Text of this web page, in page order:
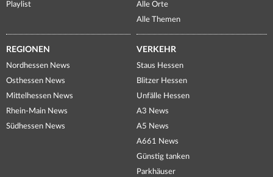
Playlist
Alle Orte
Alle Themen
REGIONEN
Nordhessen News
Osthessen News
Mittelhessen News
Rhein-Main News
Südhessen News
VERKEHR
Staus Hessen
Blitzer Hessen
Unfälle Hessen
A3 News
A5 News
A661 News
Günstig tanken
Parkhäuser